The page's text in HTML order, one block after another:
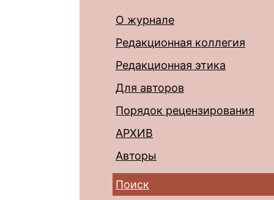
О журнале
Редакционная коллегия
Редакционная этика
Для авторов
Порядок рецензирования
АРХИВ
Авторы
Поиск